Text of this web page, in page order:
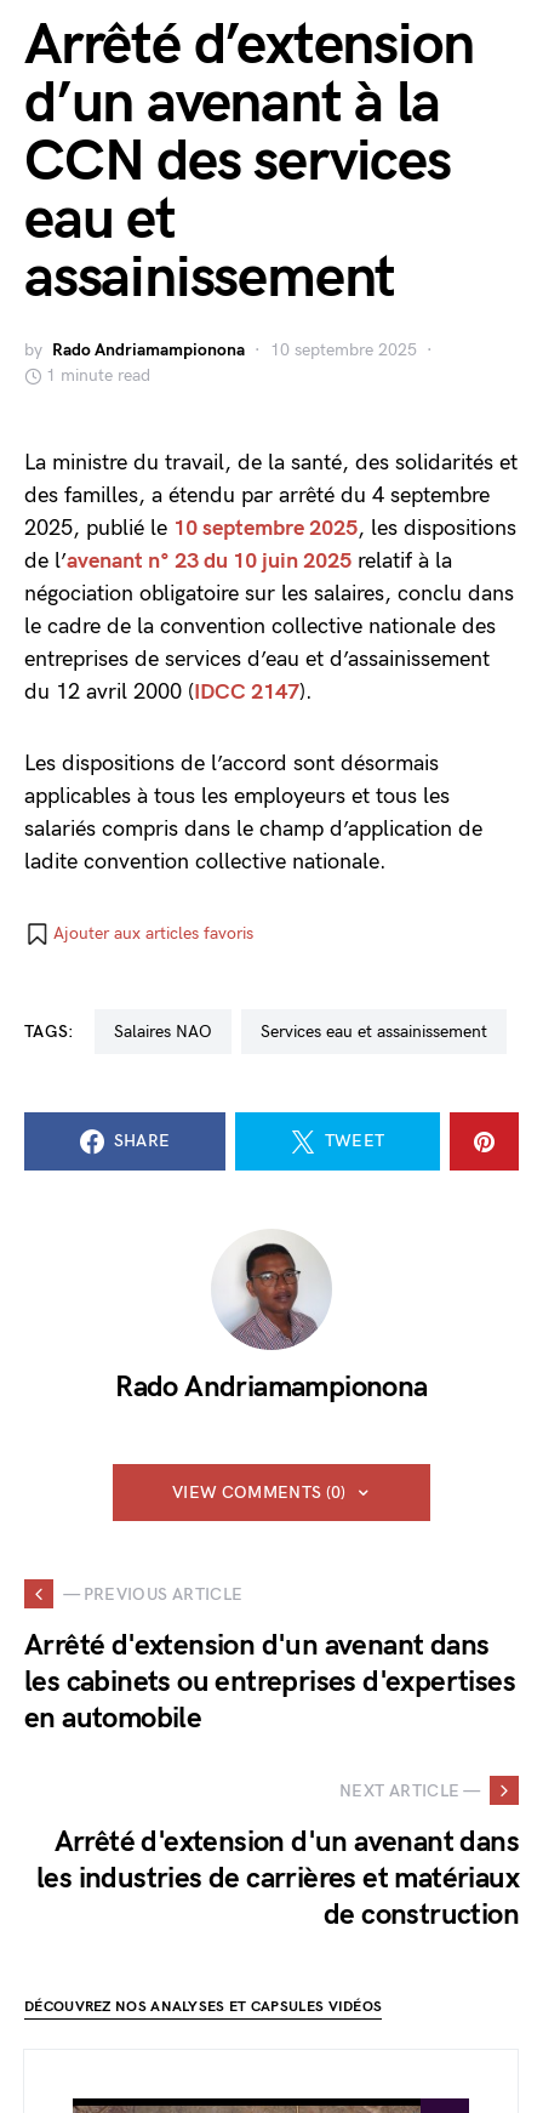
Arrêté d’extension
d’un avenant à la
CCN des services
eau et
assainissement
by Rado Andriamampionona
10 septembre 2025
1 minute read
La ministre du travail, de la santé, des solidarités et
des familles, a étendu par arrêté du 4 septembre
2025, publié le 10 septembre 2025, les dispositions
de l’avenant n° 23 du 10 juin 2025 relatif à la
négociation obligatoire sur les salaires, conclu dans
le cadre de la convention collective nationale des
entreprises de services d’eau et d’assainissement
du 12 avril 2000 (IDCC 2147).
Les dispositions de l’accord sont désormais
applicables à tous les employeurs et tous les
salariés compris dans le champ d’application de
ladite convention collective nationale.
Ajouter aux articles favoris
TAGS: salaires NAO services eau et assainissement
SHARE TWEET
Rado Andriamampionona
VIEW COMMENTS (0)
— PREVIOUS ARTICLE
Arrêté d'extension d'un avenant dans
les cabinets ou entreprises d'expertises
en automobile
NEXT ARTICLE —
Arrêté d'extension d'un avenant dans
les industries de carrières et matériaux
de construction
DÉCOUVREZ NOS ANALYSES ET CAPSULES VIDÉOS